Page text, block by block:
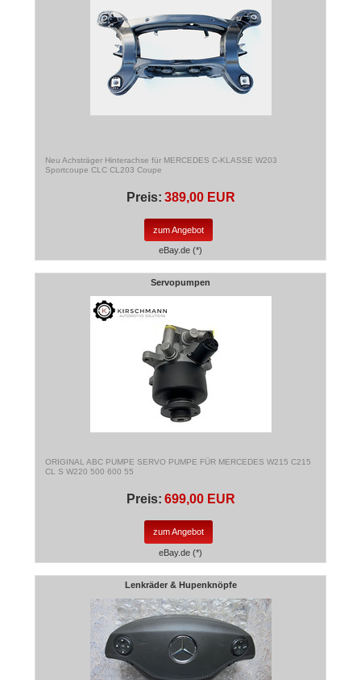
Neu Achsträger Hinterachse für MERCEDES C-KLASSE W203
Sportcoupe CLC CL203 Coupe
Preis: 389,00 EUR
zum Angebot
eBay.de (*)
Servopumpen
ORIGINAL ABC PUMPE SERVO PUMPE FÜR MERCEDES W215 C215
CL S W220 500 600 55
Preis: 699,00 EUR
zum Angebot
eBay.de (*)
Lenkräder & Hupenknöpfe